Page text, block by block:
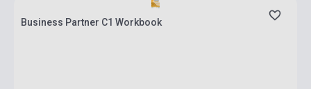
Business Partner C1 Workbook